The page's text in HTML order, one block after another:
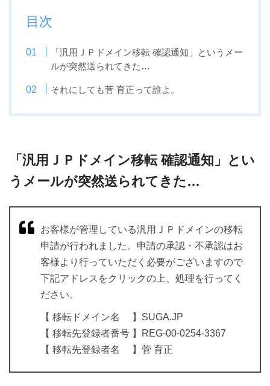
目次
「汎用ＪＰドメイン移転 確認通知」というメー
ルが突然送られてきた…
それにしても菅 育正って誰よ。
「汎用ＪＰドメイン移転 確認通知」とい
うメールが突然送られてきた…
お客様が管理している汎用ＪＰドメインの移転
申請が行われました。申請の承認・不承認はお
客様より行っていただく必要がございますので
下記アドレスをクリックの上、処理を行ってく
ださい。
【 移転ドメイン名 】SUGA.JP
【 移転先登録者番号 】REG-00-0254-3367
【 移転先登録者名 】菅 育正